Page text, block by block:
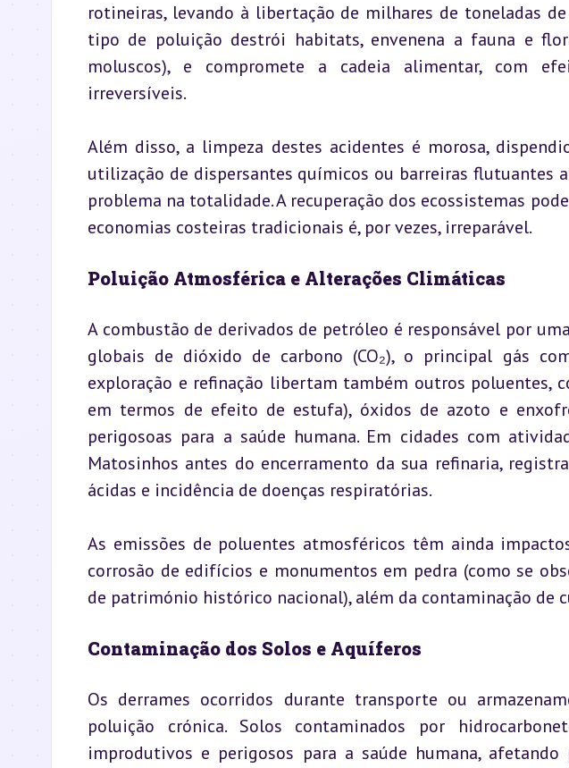
rotineiras, levando à libertação de milhares de toneladas
tipo de poluição destrói habitats, envenena a fauna e
moluscos), e compromete a cadeia alimentar, com
irreversíveis.
Além disso, a limpeza destes acidentes é morosa,
utilização de dispersantes químicos ou barreiras flutuantes
problema na totalidade. A recuperação dos ecossistemas
economias costeiras tradicionais é, por vezes, irreparável.
Poluição Atmosférica e Alterações Climáticas
A combustão de derivados de petróleo é responsável por
globais de dióxido de carbono (CO₂), o principal gás
exploração e refinação libertam também outros poluentes,
em termos de efeito de estufa), óxidos de azoto e
perigosoas para a saúde humana. Em cidades com
Matosinhos antes do encerramento da sua refinaria,
ácidas e incidência de doenças respiratórias.
As emissões de poluentes atmosféricos têm ainda
corrosão de edifícios e monumentos em pedra (como se
de património histórico nacional), além da contaminação de
Contaminação dos Solos e Aquíferos
Os derrames ocorridos durante transporte ou
poluição crónica. Solos contaminados por
improdutivos e perigosos para a saúde humana,